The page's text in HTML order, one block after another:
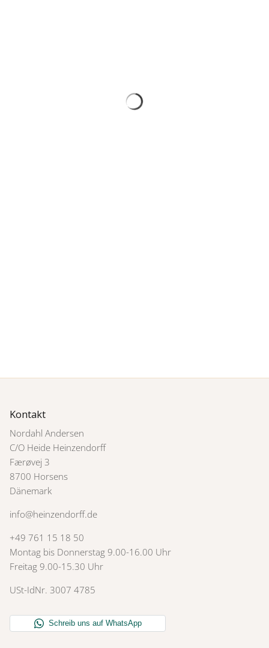
Kontakt
Nordahl Andersen
C/O Heide Heinzendorff
Færøvej 3
8700 Horsens
Dänemark
info@heinzendorff.de
+49 761 15 18 50
Montag bis Donnerstag 9.00-16.00 Uhr
Freitag 9.00-15.30 Uhr
USt-IdNr. 3007 4785